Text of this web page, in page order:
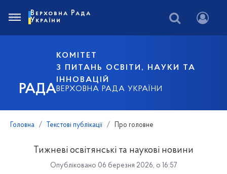
РАДА
КОМІТЕТ
З ПИТАНЬ ОСВІТИ, НАУКИ ТА
ІННОВАЦІЙ
ВЕРХОВНА РАДА УКРАЇНИ
Верховна Рада
України
Головна Текстові публікації Про головне
Тижневі освітянські та наукові новини
Опубліковано 06 березня 2026, о 16:57